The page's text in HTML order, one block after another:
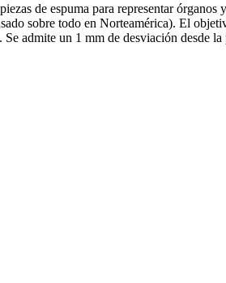
de espuma para representar
sobre todo en Norteamérica). El
admite un 1 mm de desviación desde